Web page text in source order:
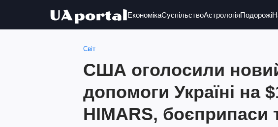
ЕкономікаСуспільствоАстрологіяПодорожі
Світ
США оголосили
допомоги Україні на
HIMARS, боєприпаси